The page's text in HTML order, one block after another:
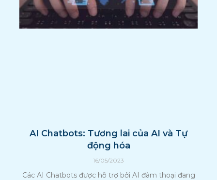
AI Chatbots: Tương lai của AI và Tự
động hóa
16/05/2023
Các AI Chatbots được hỗ trợ bởi AI đàm thoại đang